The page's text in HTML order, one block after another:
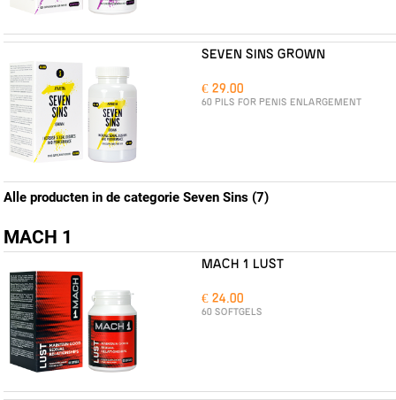
SEVEN SINS GROWN
€ 29.00
60 PILS FOR PENIS ENLARGEMENT
Alle producten in de categorie Seven Sins (7)
MACH 1
MACH 1 LUST
€ 24.00
60 SOFTGELS